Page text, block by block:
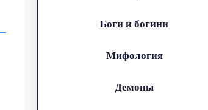
Боги и богини
Мифология
Демоны